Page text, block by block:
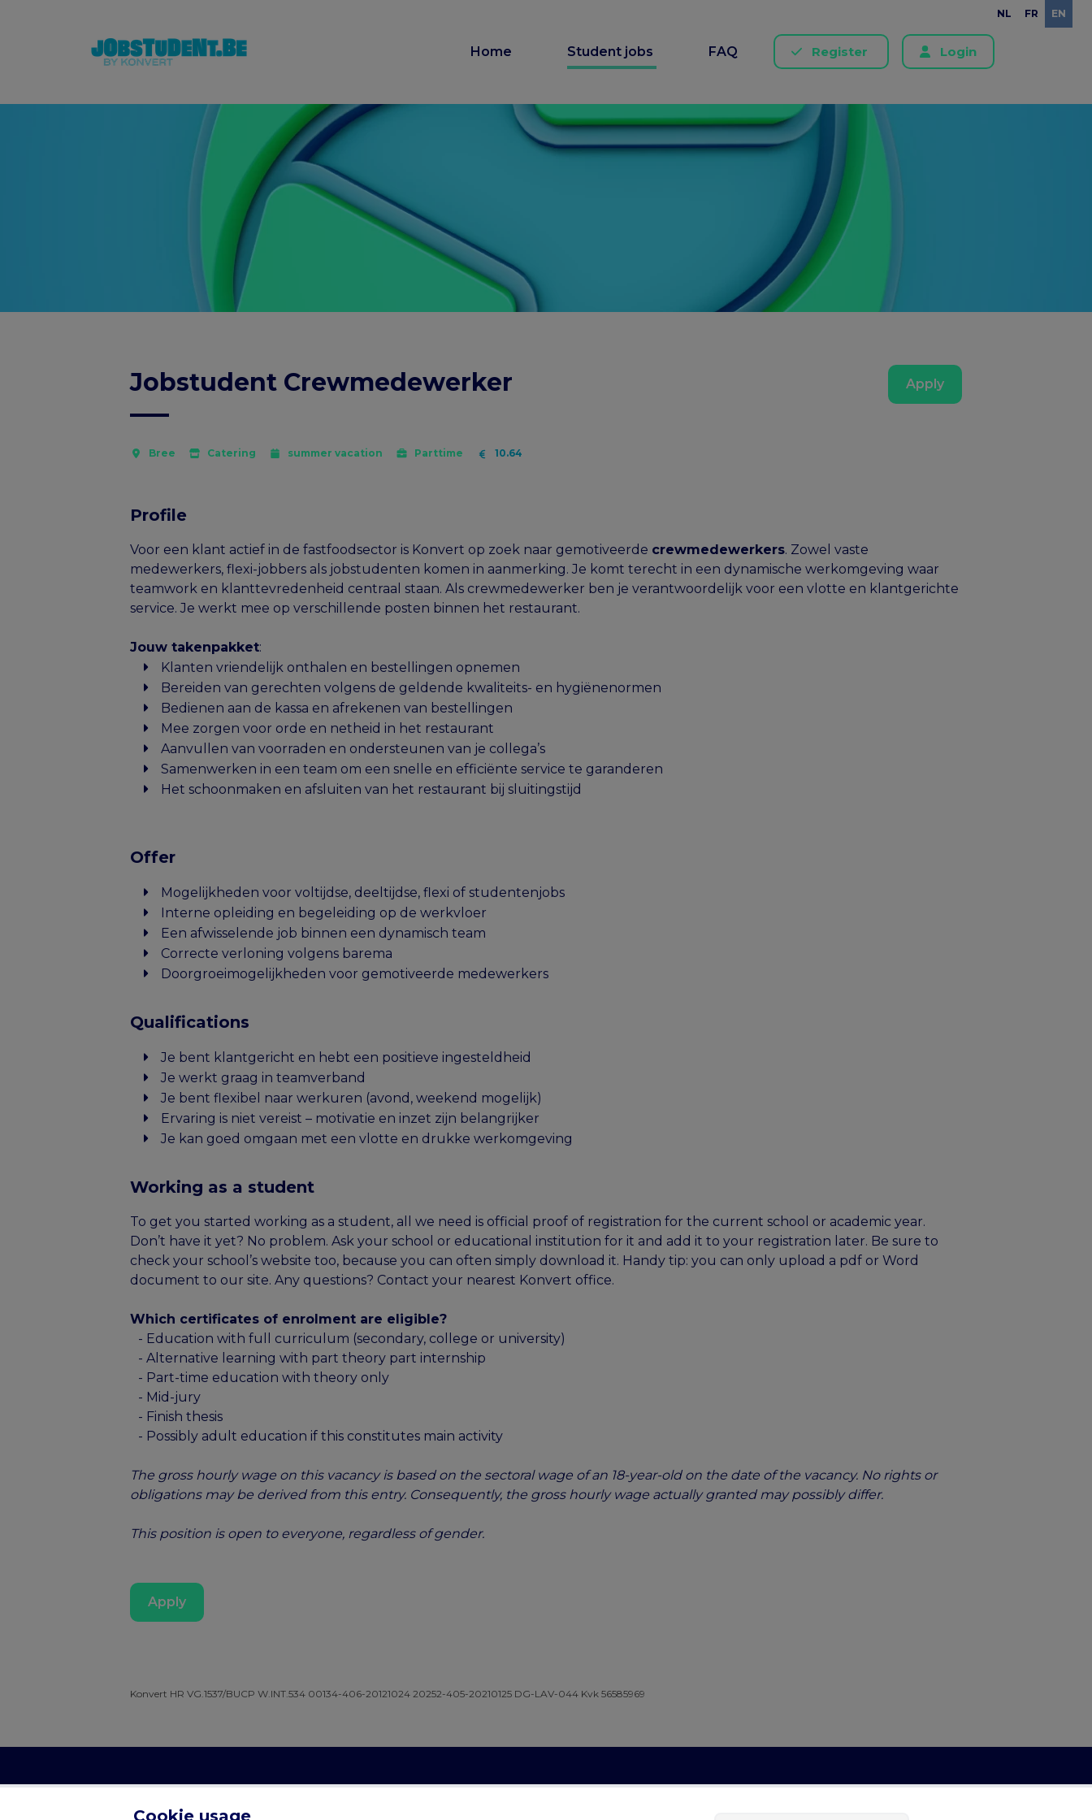
NL FR EN
Home Student jobs FAQ Register Login
Jobstudent Crewmedewerker Apply
Bree Catering summer vacation Parttime 10.64
Profile
Voor een klant actief in de fastfoodsector is Konvert op zoek naar gemotiveerde crewmedewerkers. Zowel vaste
medewerkers, flexi-jobbers als jobstudenten komen in aanmerking. Je komt terecht in een dynamische werkomgeving waar
teamwork en klanttevredenheid centraal staan. Als crewmedewerker ben je verantwoordelijk voor een vlotte en klantgerichte
service. Je werkt mee op verschillende posten binnen het restaurant.
Jouw takenpakket:
Klanten vriendelijk onthalen en bestellingen opnemen
Bereiden van gerechten volgens de geldende kwaliteits- en hygiënenormen
Bedienen aan de kassa en afrekenen van bestellingen
Mee zorgen voor orde en netheid in het restaurant
Aanvullen van voorraden en ondersteunen van je collega’s
Samenwerken in een team om een snelle en efficiënte service te garanderen
Het schoonmaken en afsluiten van het restaurant bij sluitingstijd
Offer
Mogelijkheden voor voltijdse, deeltijdse, flexi of studentenjobs
Interne opleiding en begeleiding op de werkvloer
Een afwisselende job binnen een dynamisch team
Correcte verloning volgens barema
Doorgroeimogelijkheden voor gemotiveerde medewerkers
Qualifications
Je bent klantgericht en hebt een positieve ingesteldheid
Je werkt graag in teamverband
Je bent flexibel naar werkuren (avond, weekend mogelijk)
Ervaring is niet vereist – motivatie en inzet zijn belangrijker
Je kan goed omgaan met een vlotte en drukke werkomgeving
Working as a student
To get you started working as a student, all we need is official proof of registration for the current school or academic year.
Don’t have it yet? No problem. Ask your school or educational institution for it and add it to your registration later. Be sure to
check your school’s website too, because you can often simply download it. Handy tip: you can only upload a pdf or Word
document to our site. Any questions? Contact your nearest Konvert office.
Which certificates of enrolment are eligible?
- Education with full curriculum (secondary, college or university)
- Alternative learning with part theory part internship
- Part-time education with theory only
- Mid-jury
- Finish thesis
- Possibly adult education if this constitutes main activity
The gross hourly wage on this vacancy is based on the sectoral wage of an 18-year-old on the date of the vacancy. No rights or
obligations may be derived from this entry. Consequently, the gross hourly wage actually granted may possibly differ.
This position is open to everyone, regardless of gender.
Apply
Konvert HR VG.1537/BUCP W.INT.534 00134-406-20121024 20252-405-20210125 DG-LAV-044 Kvk 56585969
Cookie usage